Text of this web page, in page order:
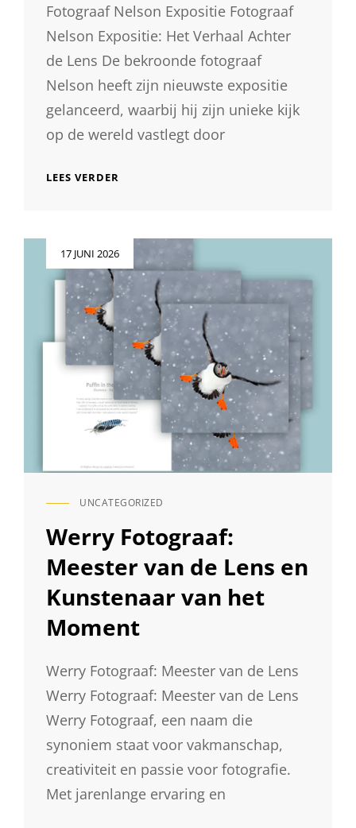
Fotograaf Nelson Expositie Fotograaf
Nelson Expositie: Het Verhaal Achter
de Lens De bekroonde fotograaf
Nelson heeft zijn nieuwste expositie
gelanceerd, waarbij hij zijn unieke kijk
op de wereld vastlegt door
LEES VERDER
NELSON:
EEN
VISUELE
REIS
DOOR
ZIJN
LENS
17 JUNI 2026
CAT
UNCATEGORIZED
Werry Fotograaf:
Meester van de Lens en
Kunstenaar van het
Moment
Werry Fotograaf: Meester van de Lens
Werry Fotograaf: Meester van de Lens
Werry Fotograaf, een naam die
synoniem staat voor vakmanschap,
creativiteit en passie voor fotografie.
Met jarenlange ervaring en